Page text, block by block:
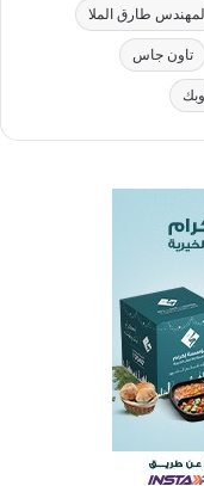
المهندس طارق الملا
تاون جاس